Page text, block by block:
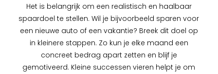
Het is belangrijk om een realistisch en haalbaar
spaardoel te stellen. Wil je bijvoorbeeld sparen voor
een nieuwe auto of een vakantie? Breek dit doel op
in kleinere stappen. Zo kun je elke maand een
concreet bedrag apart zetten en blijf je
gemotiveerd. Kleine successen vieren helpt je om